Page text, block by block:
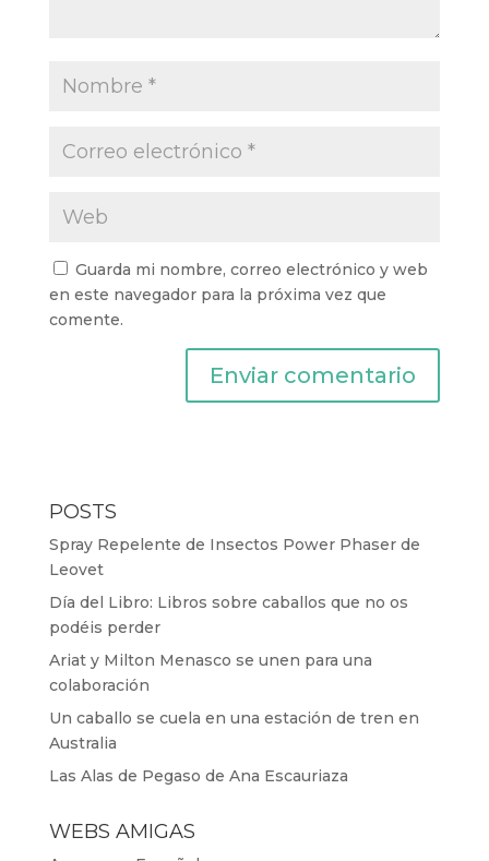
Guarda mi nombre, correo electrónico y web
en este navegador para la próxima vez que
comente.
POSTS
Spray Repelente de Insectos Power Phaser de
Leovet
Día del Libro: Libros sobre caballos que no os
podéis perder
Ariat y Milton Menasco se unen para una
colaboración
Un caballo se cuela en una estación de tren en
Australia
Las Alas de Pegaso de Ana Escauriaza
WEBS AMIGAS